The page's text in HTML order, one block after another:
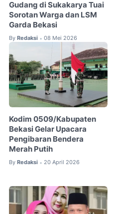
Gudang di Sukakarya Tuai
Sorotan Warga dan LSM
Garda Bekasi
By Redaksi • 08 Mei 2026
Kodim 0509/Kabupaten
Bekasi Gelar Upacara
Pengibaran Bendera
Merah Putih
By Redaksi • 20 April 2026